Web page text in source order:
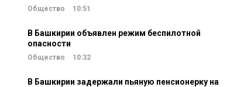
Общество 10:51
В Башкирии объявлен режим беспилотной
опасности
Общество 10:32
В Башкирии задержали пьяную пенсионерку на